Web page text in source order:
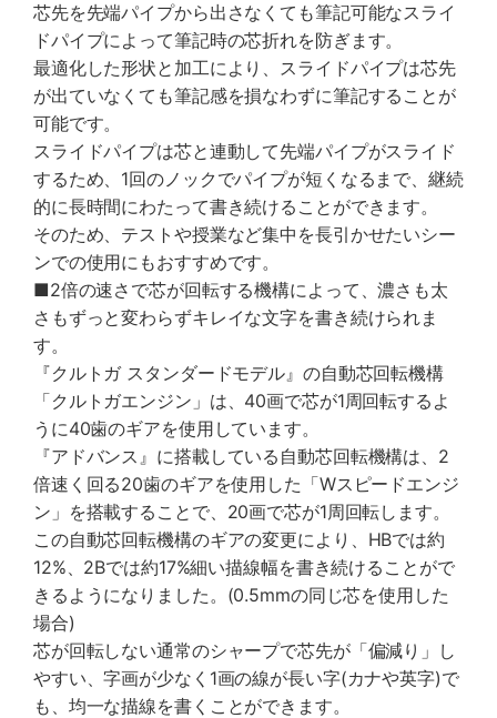
芯先を先端パイプから出さなくても筆記可能なスライ
ドパイプによって筆記時の芯折れを防ぎます。
最適化した形状と加工により、スライドパイプは芯先
が出ていなくても筆記感を損なわずに筆記することが
可能です。
スライドパイプは芯と連動して先端パイプがスライド
するため、1回のノックでパイプが短くなるまで、継続
的に長時間にわたって書き続けることができます。
そのため、テストや授業など集中を長引かせたいシー
ンでの使用にもおすすめです。
■2倍の速さで芯が回転する機構によって、濃さも太
さもずっと変わらずキレイな文字を書き続けられま
す。
『クルトガ スタンダードモデル』の自動芯回転機構
「クルトガエンジン」は、40画で芯が1周回転するよ
うに40歯のギアを使用しています。
『アドバンス』に搭載している自動芯回転機構は、2
倍速く回る20歯のギアを使用した「Wスピードエンジ
ン」を搭載することで、20画で芯が1周回転します。
この自動芯回転機構のギアの変更により、HBでは約
12%、2Bでは約17%細い描線幅を書き続けることがで
きるようになりました。(0.5mmの同じ芯を使用した
場合)
芯が回転しない通常のシャープで芯先が「偏減り」し
やすい、字画が少なく1画の線が長い字(カナや英字)で
も、均一な描線を書くことができます。